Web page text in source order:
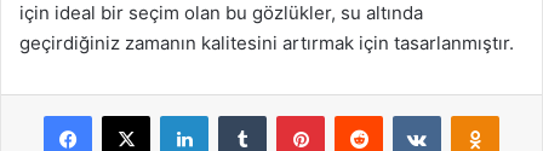
için ideal bir seçim olan bu gözlükler, su altında
geçirdiğiniz zamanın kalitesini artırmak için tasarlanmıştır.
Facebook
X LinkedInTumblr PinterestReddit VKontakte